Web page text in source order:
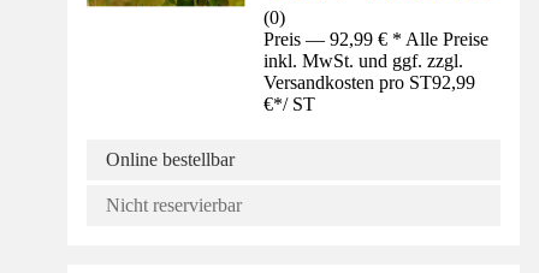
(0)
Preis — 92,99 € * Alle Preise
inkl. MwSt. und ggf. zzgl.
Versandkosten pro ST92,99
€*/ ST
Online bestellbar
Nicht reservierbar